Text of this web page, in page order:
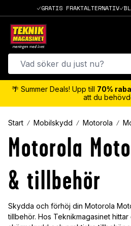
GRATIS FRAKTALTERNATIV
🌴 Summer Deals! Upp till 70%
att du
Start Mobilskydd Motorola
Motorola
& tillbehör
Skydda och förhöj din Motorola
tillbehör. Hos Teknikmagasinet hittar